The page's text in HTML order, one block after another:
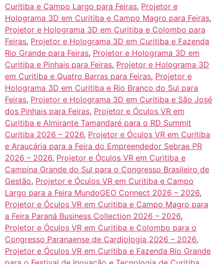
Curitiba e Campo Largo para Feiras, Projetor e
Holograma 3D em Curitiba e Campo Magro para Feiras,
Projetor e Holograma 3D em Curitiba e Colombo para
Feiras, Projetor e Holograma 3D em Curitiba e Fazenda
Rio Grande para Feiras, Projetor e Holograma 3D em
Curitiba e Pinhais para Feiras, Projetor e Holograma 3D
em Curitiba e Quatro Barras para Feiras, Projetor e
Holograma 3D em Curitiba e Rio Branco do Sul para
Feiras, Projetor e Holograma 3D em Curitiba e São José
dos Pinhais para Feiras, Projetor e Óculos VR em
Curitiba e Almirante Tamandaré para o RD Summit
Curitiba 2026 – 2026, Projetor e Óculos VR em Curitiba
e Araucária para a Feira do Empreendedor Sebrae PR
2026 – 2026, Projetor e Óculos VR em Curitiba e
Campina Grande do Sul para o Congresso Brasileiro de
Gestão, Projetor e Óculos VR em Curitiba e Campo
Largo para a Feira MundoGEO Connect 2026 – 2026,
Projetor e Óculos VR em Curitiba e Campo Magro para
a Feira Paraná Business Collection 2026 – 2026,
Projetor e Óculos VR em Curitiba e Colombo para o
Congresso Paranaense de Cardiologia 2026 – 2026,
Projetor e Óculos VR em Curitiba e Fazenda Rio Grande